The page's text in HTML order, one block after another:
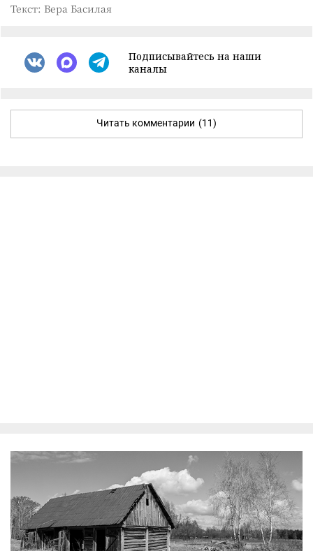
Текст: Вера Басилая
Подписывайтесь на наши
каналы
Читать комментарии (11)